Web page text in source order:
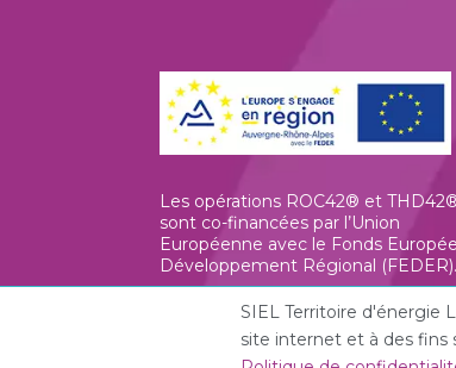
Les opérations ROC42® et
sont co-financées par l’Union
Européenne avec le Fonds
Développement Régional (FEDER).
SIEL Territoire d'énergie
site internet et à des fins